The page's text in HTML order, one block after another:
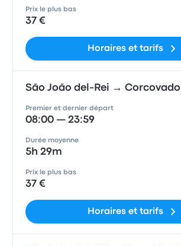
Prix le plus bas
37 €
Horaires et tarifs
São João del-Rei → Corcovado
Premier et dernier départ
08:00 — 23:59
Durée moyenne
5h 29m
Prix le plus bas
37 €
Horaires et tarifs